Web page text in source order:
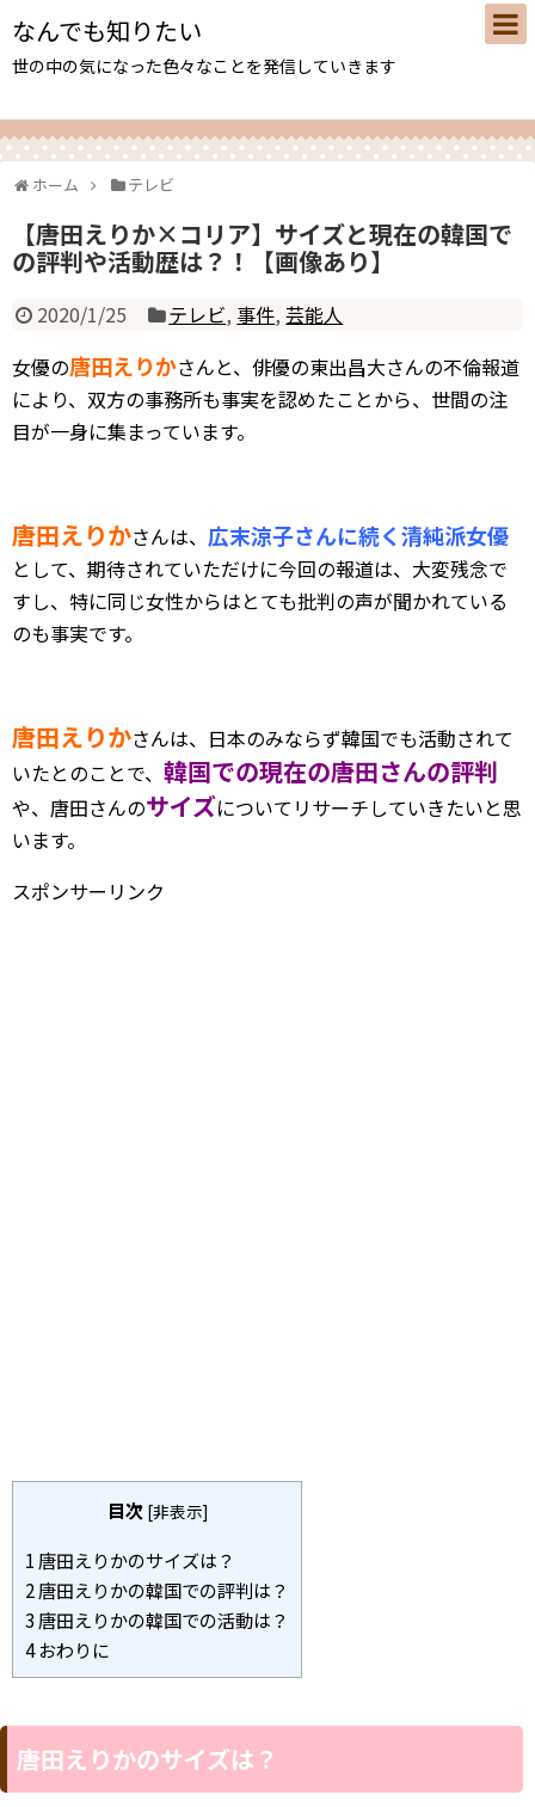
なんでも知りたい
世の中の気になった色々なことを発信していきます
ホーム テレビ
【唐田えりか×コリア】サイズと現在の韓国で
の評判や活動歴は？！【画像あり】
2020/1/25 テレビ, 事件,芸能人
女優の唐田えりかさんと、俳優の東出昌大さんの不倫報道
により、双方の事務所も事実を認めたことから、世間の注
目が一身に集まっています。
唐田えりかさんは、 広末涼子さんに続く清純派女優
として、期待されていただけに今回の報道は、大変残念で
すし、特に同じ女性からはとても批判の声が聞かれている
のも事実です。
唐田えりかさんは、日本のみならず韓国でも活動されて
いたとのことで、 韓国での現在の唐田さんの評判
や、唐田さんのサイズについてリサーチしていきたいと思
います。
スポンサーリンク
目次 [非表示]
1 唐田えりかのサイズは？
2唐田えりかの韓国での評判は？
3 唐田えりかの韓国での活動は？
4おわりに
唐田えりかのサイズは？